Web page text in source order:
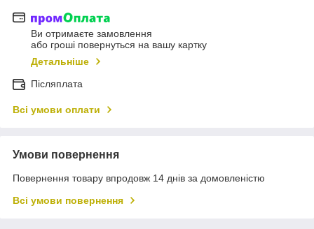
Ви отримаєте замовлення
або гроші повернуться на вашу картку
Детальніше
Післяплата
Всі умови оплати
Умови повернення
Повернення товару впродовж 14 днів за домовленістю
Всі умови повернення